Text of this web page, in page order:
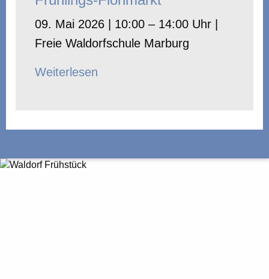
09. Mai 2026 | 10:00 – 14:00 Uhr |
Freie Waldorfschule Marburg
Weiterlesen